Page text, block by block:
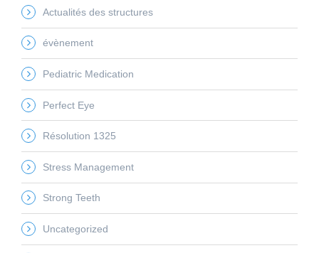
Actualités des structures
évènement
Pediatric Medication
Perfect Eye
Résolution 1325
Stress Management
Strong Teeth
Uncategorized